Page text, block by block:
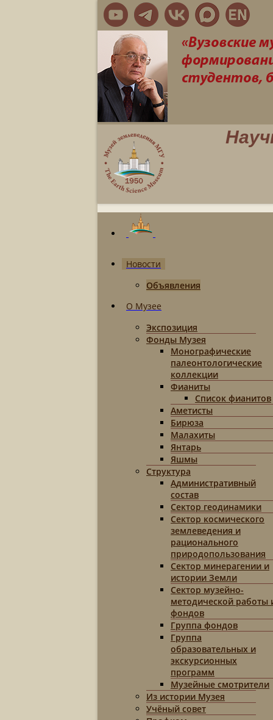
Новости
Объявления
О Музее
Экспозиция
Фонды Музея
Монографические
палеонтологические
коллекции
Фианиты
Список фианитов
Аметисты
Бирюза
Малахиты
Янтарь
Яшмы
Структура
Административный
состав
Сектор геодинамики
Сектор космического
землеведения и
рационального
природопользования
Сектор минерагении и
истории Земли
Сектор музейно-
методической работы
фондов
Группа фондов
Группа
образовательных и
экскурсионных
программ
Музейные смотрители
Из истории Музея
Учёный совет